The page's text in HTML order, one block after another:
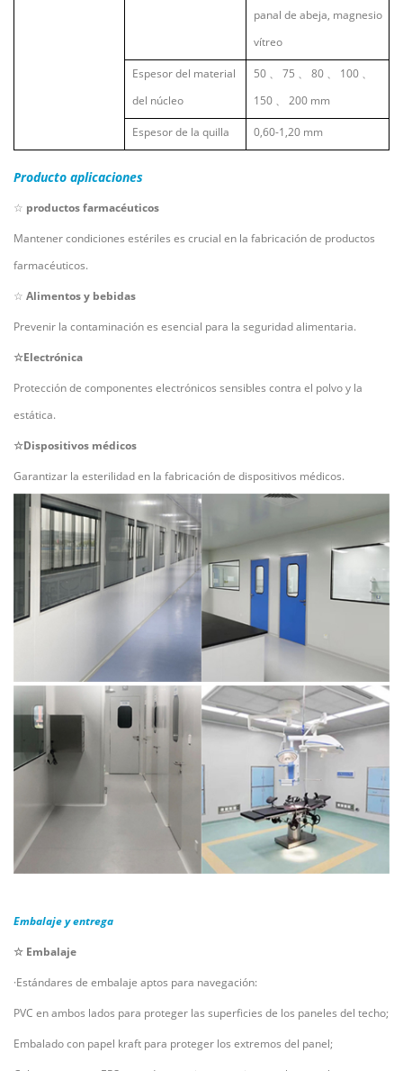
panal de abeja, magnesio
vítreo
Espesor del material
del núcleo
50 、 75 、 80 、 100 、
150 、 200 mm
Espesor de la quilla 0,60-1,20 mm
Producto aplicaciones
☆ productos farmacéuticos
Mantener condiciones estériles es crucial en la fabricación de productos
farmacéuticos.
☆ Alimentos y bebidas
Prevenir la contaminación es esencial para la seguridad alimentaria.
☆Electrónica
Protección de componentes electrónicos sensibles contra el polvo y la
estática.
☆Dispositivos médicos
Garantizar la esterilidad en la fabricación de dispositivos médicos.
Embalaje y entrega
☆ Embalaje
·Estándares de embalaje aptos para navegación:
PVC en ambos lados para proteger las superficies de los paneles del techo;
Embalado con papel kraft para proteger los extremos del panel;